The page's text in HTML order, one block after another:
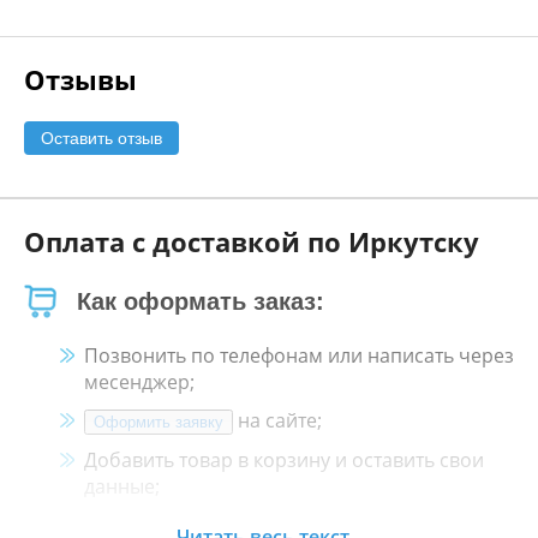
Отзывы
Оставить отзыв
Оплата с доставкой по Иркутску
Как оформать заказ:
Позвонить по телефонам или написать через
месенджер;
Оформить заявку
на сайте;
Добавить товар в корзину и оставить свои
данные;
Менеджер свяжется с Вами в течение 30